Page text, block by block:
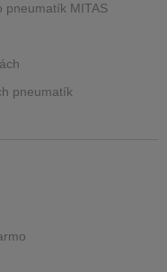
pneumatík MITAS
pneumatík